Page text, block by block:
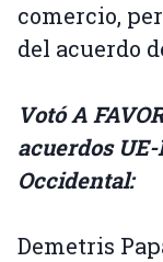
comercio,
del acuerdo
Votó A
acuerdos
Occidental:
Demetris